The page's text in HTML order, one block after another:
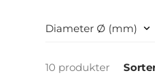
Diameter Ø (mm)
10 produkter